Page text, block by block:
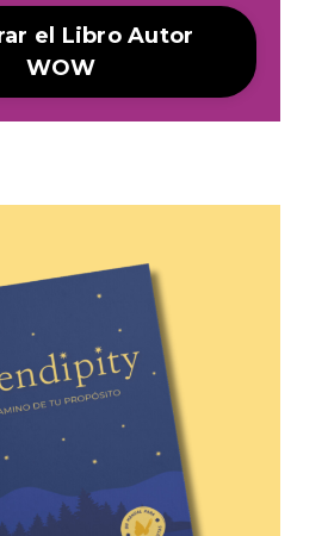
el Libro Autor
WOW